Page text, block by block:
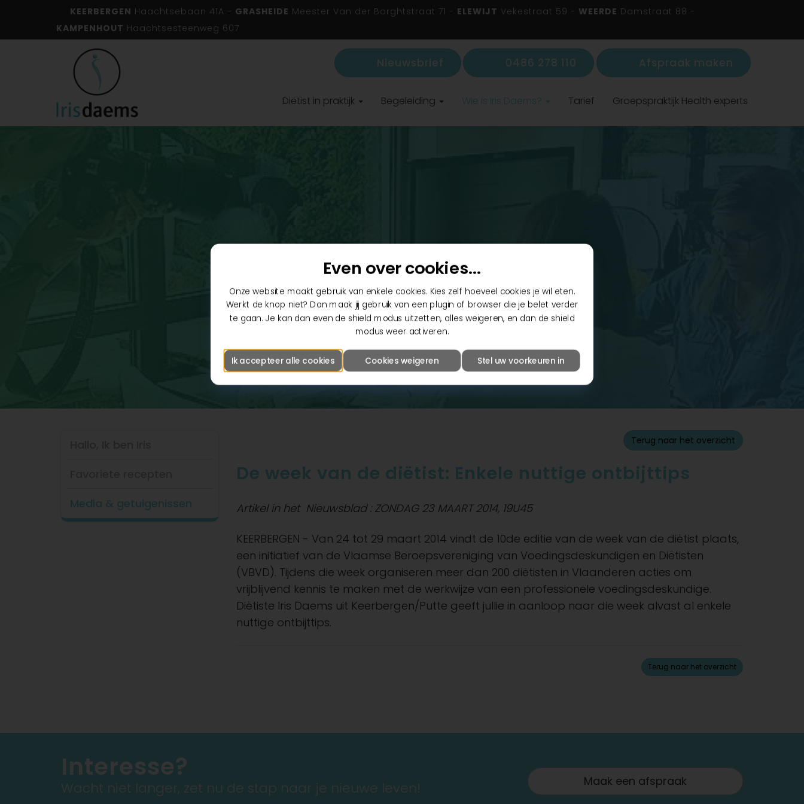
KEERBERGEN Haachtsebaan 41A - GRASHEIDE Meester Van der Borghtstraat 71 - ELEWIJT Vekestraat 59 - WEERDE Damstraat 88 -
KAMPENHOUT Haachtsesteenweg 607
Afspraak maken
0486 278 110
Nieuwsbrief
Diëtist in praktijk Begeleiding Wie is Iris Daems? Tarief Groepspraktijk Health experts
Media & getuigenissen
Terug naar het overzicht
De week van de diëtist: Enkele nuttige ontbijttips
Artikel in het Nieuwsblad : ZONDAG 23 MAART 2014, 19U45
KEERBERGEN - Van 24 tot 29 maart 2014 vindt de 10de editie van de week van de diëtist plaats,
een initiatief van de Vlaamse Beroepsvereniging van Voedingsdeskundigen en Diëtisten
(VBVD). Tijdens die week organiseren meer dan 200 diëtisten in Vlaanderen acties om
vrijblijvend kennis te maken met de werkwijze van een professionele voedingsdeskundige.
Diëtiste Iris Daems uit Keerbergen/Putte geeft jullie in aanloop naar die week alvast al enkele
nuttige ontbijttips.
Terug naar het overzicht
Interesse?
Wacht niet langer, zet nu de stap naar je nieuwe leven! Maak een afspraak
Even over cookies...
Onze website maakt gebruik van enkele cookies. Kies zelf hoeveel cookies je wil eten.
Werkt de knop niet? Dan maak jij gebruik van een plugin of browser die je belet verder
te gaan. Je kan dan even de shield modus uitzetten, alles weigeren, en dan de shield
modus weer activeren.
Ik accepteer alle cookies Cookies weigeren Stel uw voorkeuren in